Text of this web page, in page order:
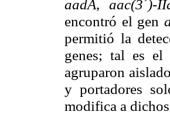
aadA, aac(3´)-
encontró el gen
permitió la
genes; tal es
agruparon
y portadores
modifica a